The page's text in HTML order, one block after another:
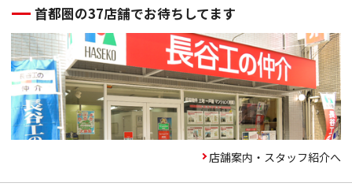
首都圏の37店舗でお待ちしてます
店舗案内・スタッフ紹介へ